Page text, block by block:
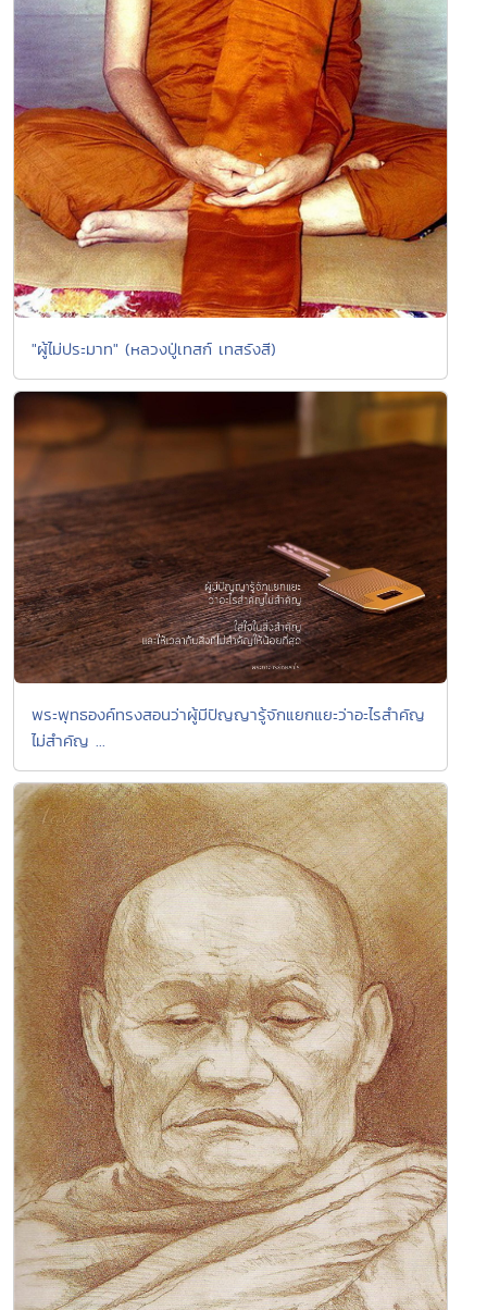
"ผู้ไม่ประมาท" (หลวงปู่เทสก์ เทสรังสี)
พระพุทธองค์ทรงสอนว่าผู้มีปัญญารู้จักแยกแยะว่าอะไรสำคัญ
ไม่สำคัญ ...